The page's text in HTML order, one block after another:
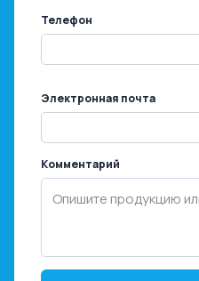
Телефон
Электронная почта
Комментарий